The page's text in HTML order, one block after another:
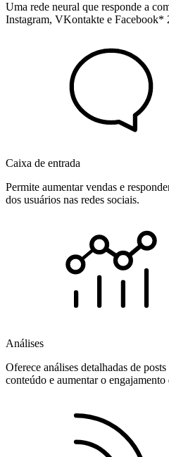
Uma rede neural que responde a
Instagram, VKontakte e Facebook*
Caixa de entrada
Permite aumentar vendas e
dos usuários nas redes sociais.
Análises
Oferece análises detalhadas de
conteúdo e aumentar o